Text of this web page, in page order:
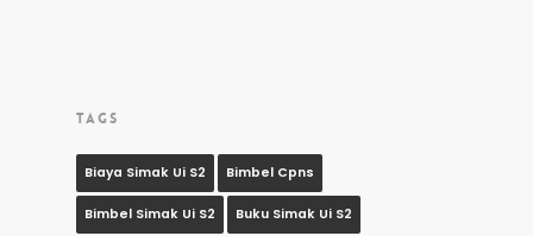
TAGS
Biaya Simak Ui S2 Bimbel Cpns
Bimbel Simak Ui S2 Buku Simak Ui S2